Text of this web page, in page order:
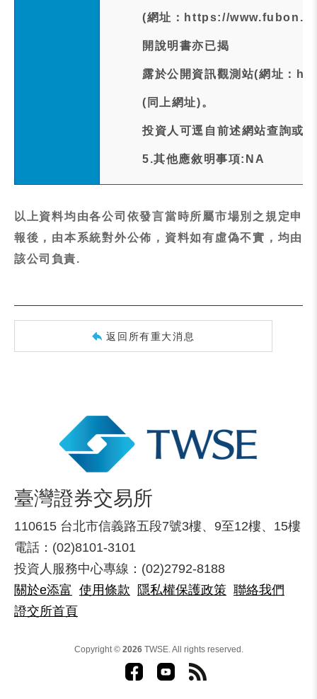
(網址：https://
開說明書亦已揭
露於公開資訊觀測站(網址：
(同上網址)。
投資人可逕自前述網站查詢或
5.其他應敘明事項:NA
以上資料均由各公司依發言當時所屬市場別之規定申
報後，由本系統對外公佈，資料如有虛偽不實，均由
該公司負責.
返回所有重大消息
臺灣證券交易所
110615 台北市信義路五段7號3樓、9至12樓、15樓
電話：(02)8101-3101
投資人服務中心專線：(02)2792-8188
關於e添富 使用條款 隱私權保護政策 聯絡我們
證交所首頁
Copyright © 2026TWSE. All rights reserved.